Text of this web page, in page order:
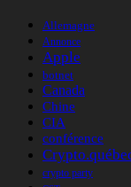
Allemagne
Annonce
Apple
botnet
Canada
Chine
CIA
conférence
crypto party